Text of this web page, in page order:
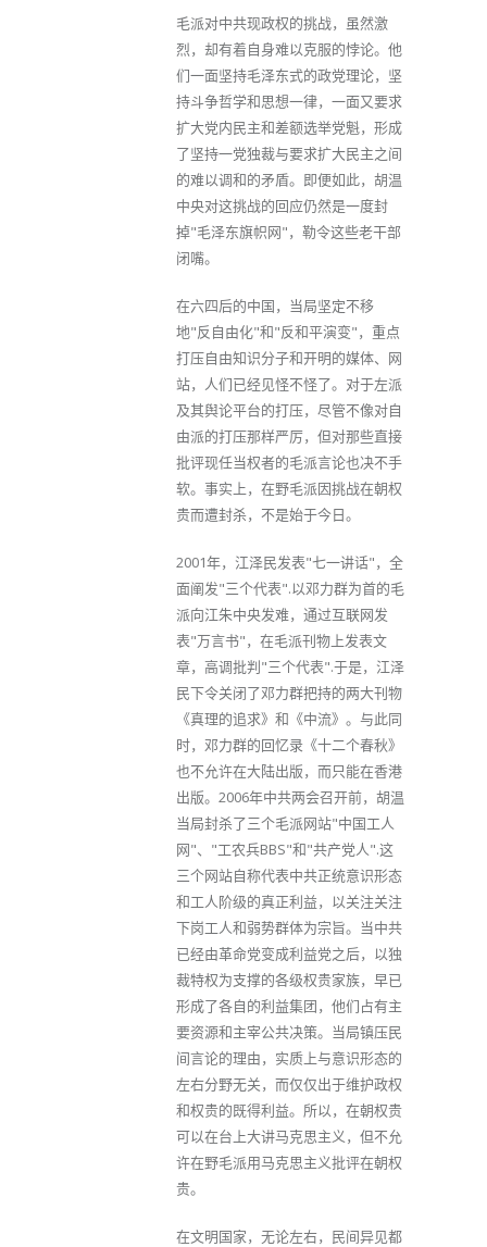
毛派对中共现政权的挑战，虽然激
烈，却有着自身难以克服的悖论。他
们一面坚持毛泽东式的政党理论，坚
持斗争哲学和思想一律，一面又要求
扩大党内民主和差额选举党魁，形成
了坚持一党独裁与要求扩大民主之间
的难以调和的矛盾。即便如此，胡温
中央对这挑战的回应仍然是一度封
掉"毛泽东旗帜网"，勒令这些老干部
闭嘴。
在六四后的中国，当局坚定不移
地"反自由化"和"反和平演变"，重点
打压自由知识分子和开明的媒体、网
站，人们已经见怪不怪了。对于左派
及其舆论平台的打压，尽管不像对自
由派的打压那样严厉，但对那些直接
批评现任当权者的毛派言论也决不手
软。事实上，在野毛派因挑战在朝权
贵而遭封杀，不是始于今日。
2001年，江泽民发表"七一讲话"，全
面阐发"三个代表".以邓力群为首的毛
派向江朱中央发难，通过互联网发
表"万言书"，在毛派刊物上发表文
章，高调批判"三个代表".于是，江泽
民下令关闭了邓力群把持的两大刊物
《真理的追求》和《中流》。与此同
时，邓力群的回忆录《十二个春秋》
也不允许在大陆出版，而只能在香港
出版。2006年中共两会召开前，胡温
当局封杀了三个毛派网站"中国工人
网"、"工农兵BBS"和"共产党人".这
三个网站自称代表中共正统意识形态
和工人阶级的真正利益，以关注关注
下岗工人和弱势群体为宗旨。当中共
已经由革命党变成利益党之后，以独
裁特权为支撑的各级权贵家族，早已
形成了各自的利益集团，他们占有主
要资源和主宰公共决策。当局镇压民
间言论的理由，实质上与意识形态的
左右分野无关，而仅仅出于维护政权
和权贵的既得利益。所以，在朝权贵
可以在台上大讲马克思主义，但不允
许在野毛派用马克思主义批评在朝权
贵。
在文明国家，无论左右，民间异见都